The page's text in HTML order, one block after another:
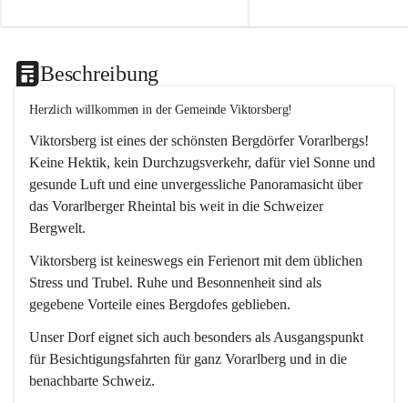
Beschreibung
Herzlich willkommen in der Gemeinde Viktorsberg!
Viktorsberg ist eines der schönsten Bergdörfer Vorarlbergs!
Keine Hektik, kein Durchzugsverkehr, dafür viel Sonne und
gesunde Luft und eine unvergessliche Panoramasicht über
das Vorarlberger Rheintal bis weit in die Schweizer
Bergwelt.
Viktorsberg ist keineswegs ein Ferienort mit dem üblichen
Stress und Trubel. Ruhe und Besonnenheit sind als
gegebene Vorteile eines Bergdofes geblieben.
Unser Dorf eignet sich auch besonders als Ausgangspunkt
für Besichtigungsfahrten für ganz Vorarlberg und in die
benachbarte Schweiz.